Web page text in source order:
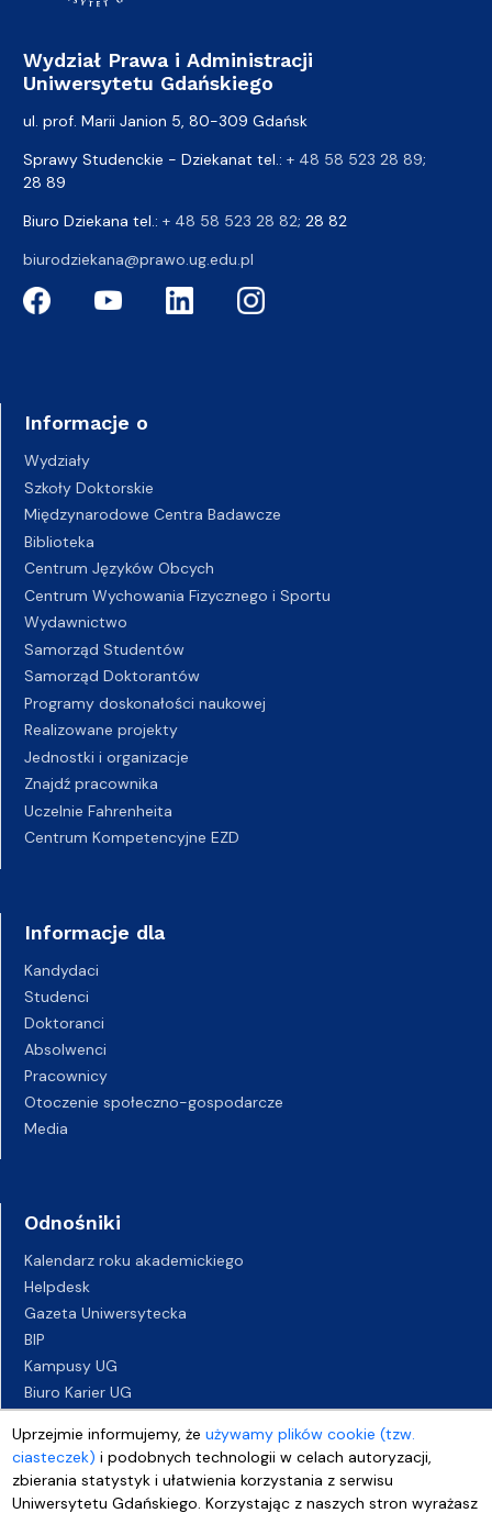
Uprzejmie informujemy, żeużywamy plików cookie (tzw.
ciasteczek) i podobnych technologii w celach autoryzacji,
zbierania statystyk i ułatwienia korzystania z serwisu
Uniwersytetu Gdańskiego. Korzystając z naszych stron wyrażasz
Wydział Prawa i Administracji
Uniwersytetu Gdańskiego
ul. prof. Marii Janion 5, 80-309 Gdańsk
Sprawy Studenckie - Dziekanat tel.: + 48 58 523 28 89;
28 89
Biuro Dziekana tel.: + 48 58 523 28 82; 28 82
biurodziekana@prawo.ug.edu.pl
Informacje o
Wydziały
Szkoły Doktorskie
Międzynarodowe Centra Badawcze
Biblioteka
Centrum Języków Obcych
Centrum Wychowania Fizycznego i Sportu
Wydawnictwo
Samorząd Studentów
Samorząd Doktorantów
Programy doskonałości naukowej
Realizowane projekty
Jednostki i organizacje
Znajdź pracownika
Uczelnie Fahrenheita
Centrum Kompetencyjne EZD
Informacje dla
Kandydaci
Studenci
Doktoranci
Absolwenci
Pracownicy
Otoczenie społeczno-gospodarcze
Media
Odnośniki
Kalendarz roku akademickiego
Helpdesk
Gazeta Uniwersytecka
BIP
Kampusy UG
Biuro Karier UG
Deklaracja dostępności